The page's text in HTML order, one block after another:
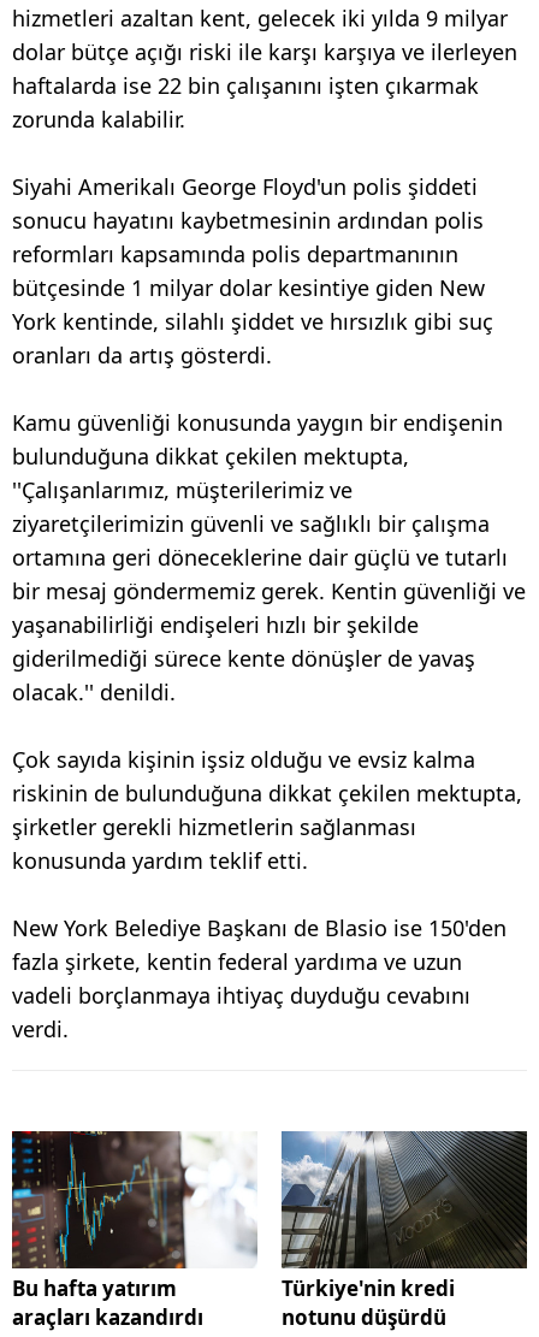
hizmetleri azaltan kent, gelecek iki yılda 9 milyar
dolar bütçe açığı riski ile karşı karşıya ve ilerleyen
haftalarda ise 22 bin çalışanını işten çıkarmak
zorunda kalabilir.
Siyahi Amerikalı George Floyd'un polis şiddeti
sonucu hayatını kaybetmesinin ardından polis
reformları kapsamında polis departmanının
bütçesinde 1 milyar dolar kesintiye giden New
York kentinde, silahlı şiddet ve hırsızlık gibi suç
oranları da artış gösterdi.
Kamu güvenliği konusunda yaygın bir endişenin
bulunduğuna dikkat çekilen mektupta,
''Çalışanlarımız, müşterilerimiz ve
ziyaretçilerimizin güvenli ve sağlıklı bir çalışma
ortamına geri döneceklerine dair güçlü ve tutarlı
bir mesaj göndermemiz gerek. Kentin güvenliği ve
yaşanabilirliği endişeleri hızlı bir şekilde
giderilmediği sürece kente dönüşler de yavaş
olacak.'' denildi.
Çok sayıda kişinin işsiz olduğu ve evsiz kalma
riskinin de bulunduğuna dikkat çekilen mektupta,
şirketler gerekli hizmetlerin sağlanması
konusunda yardım teklif etti.
New York Belediye Başkanı de Blasio ise 150'den
fazla şirkete, kentin federal yardıma ve uzun
vadeli borçlanmaya ihtiyaç duyduğu cevabını
verdi.
Bu hafta yatırım
araçları kazandırdı
Türkiye'nin kredi
notunu düşürdü